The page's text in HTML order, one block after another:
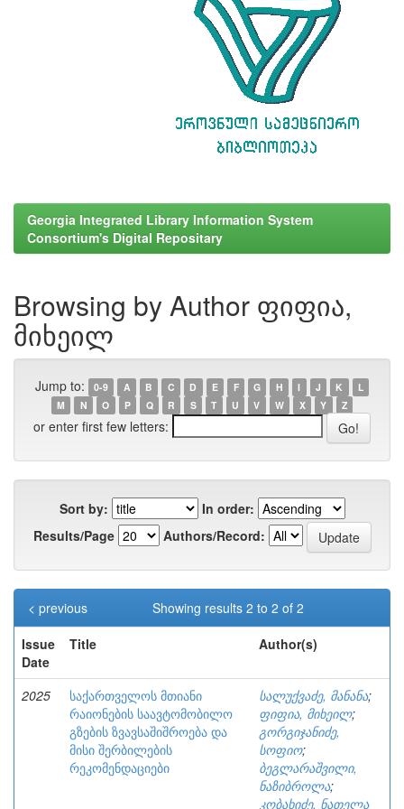
Georgia Integrated Library Information System
Consortium's Digital Repositary
Browsing by Author ფიფია,
მიხეილ
Jump to: 0-9 A B C D E F G H I J K
L
M
N O P Q R S T U V W X Y Z
or enter first few letters:
Sort by:
In order:
Results/Page
Authors/Record:
Showing results 2 to 2 of 2
< previous
Issue
Date
Title Author(s)
2025
საქართველოს მთიანი
რაიონების საავტომობილო
გზების ზვავსაშიშროება და
მისი შერბილების
რეკომენდაციები
სალუქვაძე, მანანა;
ფიფია, მიხეილ;
გორგიჯანიძე,
სოფიო;
ბეგლარაშვილი,
ნაზიბროლა;
კობახიძე, ნათელა